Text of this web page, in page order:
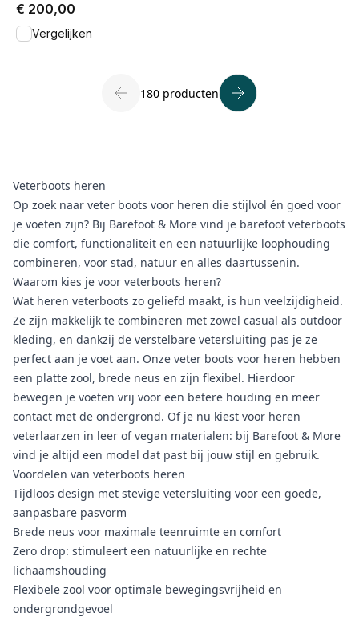
€ 200,00
Vergelijken
180 producten
Veterboots heren
Op zoek naar veter boots voor heren die stijlvol én goed voor
je voeten zijn? Bij Barefoot & More vind je barefoot veterboots
die comfort, functionaliteit en een natuurlijke loophouding
combineren, voor stad, natuur en alles daartussenin.
Waarom kies je voor veterboots heren?
Wat heren veterboots zo geliefd maakt, is hun veelzijdigheid.
Ze zijn makkelijk te combineren met zowel casual als outdoor
kleding, en dankzij de verstelbare vetersluiting pas je ze
perfect aan je voet aan. Onze veter boots voor heren hebben
een platte zool, brede neus en zijn flexibel. Hierdoor
bewegen je voeten vrij voor een betere houding en meer
contact met de ondergrond. Of je nu kiest voor heren
veterlaarzen in leer of vegan materialen: bij Barefoot & More
vind je altijd een model dat past bij jouw stijl en gebruik.
Voordelen van veterboots heren
Tijdloos design met stevige vetersluiting voor een goede,
aanpasbare pasvorm
Brede neus voor maximale teenruimte en comfort
Zero drop: stimuleert een natuurlijke en rechte
lichaamshouding
Flexibele zool voor optimale bewegingsvrijheid en
ondergrondgevoel